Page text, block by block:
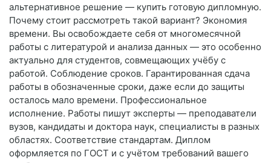
альтернативное решение — купить готовую дипломную.
Почему стоит рассмотреть такой вариант? Экономия
времени. Вы освобождаете себя от многомесячной
работы с литературой и анализа данных — это особенно
актуально для студентов, совмещающих учёбу с
работой. Соблюдение сроков. Гарантированная сдача
работы в обозначенные сроки, даже если до защиты
осталось мало времени. Профессиональное
исполнение. Работы пишут эксперты — преподаватели
вузов, кандидаты и доктора наук, специалисты в разных
областях. Соответствие стандартам. Диплом
оформляется по ГОСТ и с учётом требований вашего